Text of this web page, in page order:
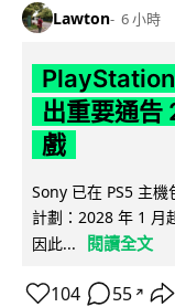
Lawton 6 小時
出重要通告
戲
Sony 已在 PS5 主
計劃：2028 年 1 月
因此...
閱讀全文
104 55 ↗